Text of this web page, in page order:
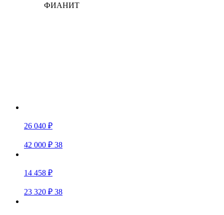
ФИАНИТ
26 040 ₽
42 000 ₽ 38
14 458 ₽
23 320 ₽ 38